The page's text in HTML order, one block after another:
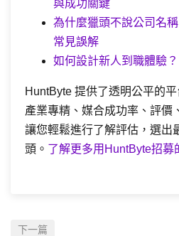
與成功關鍵
為什麼獵頭不說公司名
常見誤解
如何設計新人到職體驗？
HuntByte 提供了透明公平的
產業專精、媒合成功率、評價
讓您輕鬆進行了解評估，選出
頭。 了解更多用HuntByte招募
下一篇